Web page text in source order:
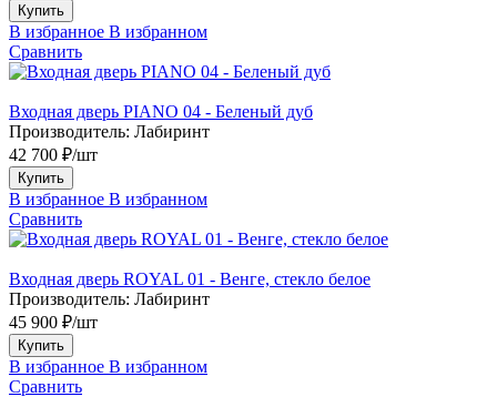
Купить
В избранное В избранном
Сравнить
Входная дверь PIANO 04 - Беленый дуб
Производитель: Лабиринт
42 700 ₽/шт
Купить
В избранное В избранном
Сравнить
Входная дверь ROYAL 01 - Венге, стекло белое
Производитель: Лабиринт
45 900 ₽/шт
Купить
В избранное В избранном
Сравнить